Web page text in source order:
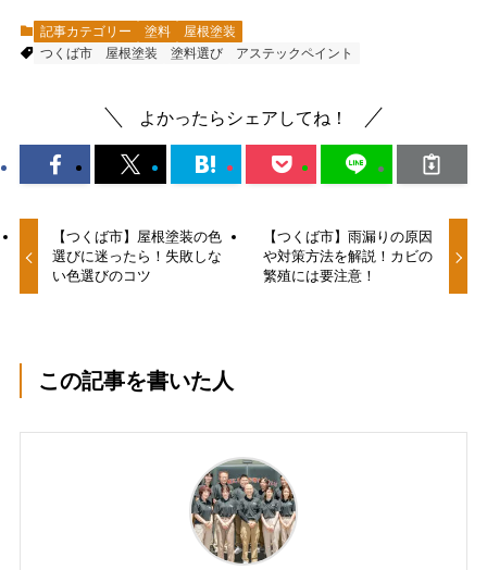
記事カテゴリー 塗料
屋根塗装
つくば市
屋根塗装 塗料選び アステックペイント
よかったらシェアしてね！
【つくば市】屋根塗装の色
選びに迷ったら！失敗しな
い色選びのコツ
【つくば市】雨漏りの原因
や対策方法を解説！カビの
繁殖には要注意！
この記事を書いた人